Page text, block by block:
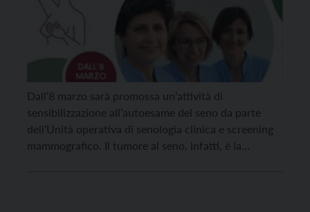
Dall’8 marzo sarà promossa un’attività di
sensibilizzazione all’autoesame del seno da parte
dell’Unità operativa di senologia clinica e screening
mammografico. Il tumore al seno, infatti, è la